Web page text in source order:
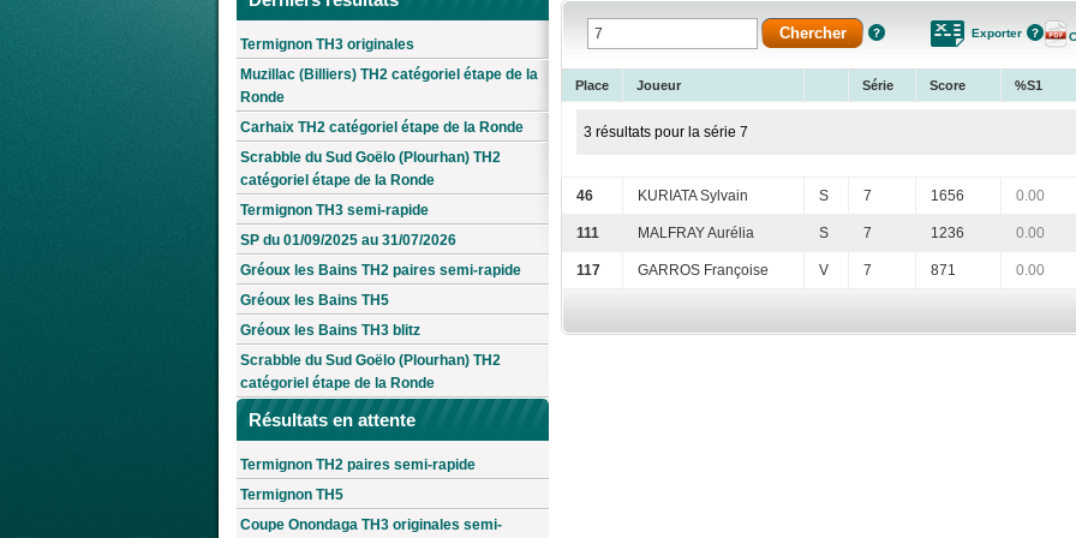
Termignon TH3 originales
Muzillac (Billiers) TH2 catégoriel étape de la
Ronde
Carhaix TH2 catégoriel étape de la Ronde
Scrabble du Sud Goëlo (Plourhan) TH2
catégoriel étape de la Ronde
Termignon TH3 semi-rapide
SP du 01/09/2025 au 31/07/2026
Gréoux les Bains TH2 paires semi-rapide
Gréoux les Bains TH5
Gréoux les Bains TH3 blitz
Scrabble du Sud Goëlo (Plourhan) TH2
catégoriel étape de la Ronde
Résultats en attente
Termignon TH2 paires semi-rapide
Termignon TH5
Coupe Onondaga TH3 originales semi-
Exporter
Place Joueur Série Score %S1
3 résultats pour la série 7
46 KURIATA Sylvain S 7 1656 0.00
111 MALFRAY Aurélia S 7 1236 0.00
117 GARROS Françoise V 7 871 0.00